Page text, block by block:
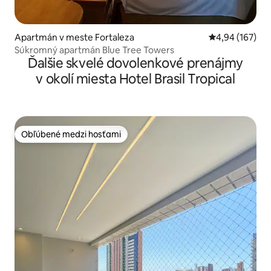
Apartmán v meste Fortaleza Priemerné
4,94 (167)
Súkromný apartmán Blue Tree Towers
Ďalšie skvelé dovolenkové prenájmy
v okolí miesta Hotel Brasil Tropical
Obľúbené medzi hosťami
Obľúbené medzi hosťami